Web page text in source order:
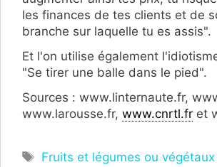
les finances de tes clients et de
branche sur laquelle tu es assis".
Et l'on utilise également
"Se tirer une balle dans le pied".
Sources : www.linternaute.fr,
www.larousse.fr, www.cnrtl.fr et
Étiquettes
Fruits et légumes ou végétaux